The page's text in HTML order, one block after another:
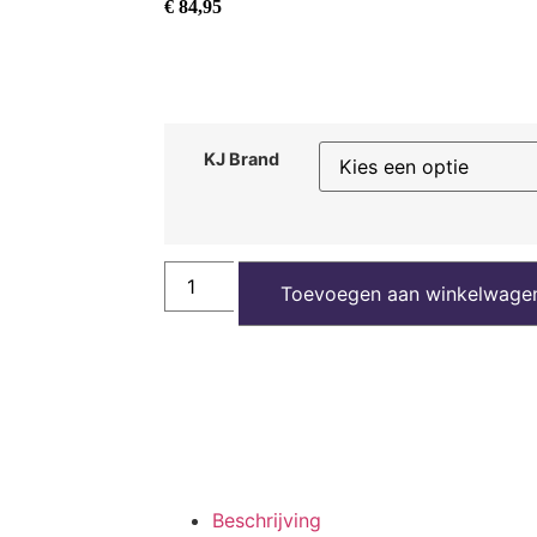
€ 84,95
KJ Brand
Toevoegen aan
Beschrijving